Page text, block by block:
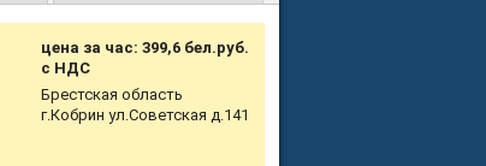
цена за час: 399,6 бел.руб.
с НДС
Брестская область
г.Кобрин ул.Советская д.141